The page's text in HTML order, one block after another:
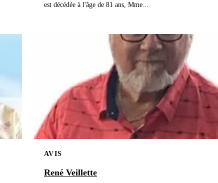
est décédée à l'âge de 81 ans, Mme...
AVIS
René Veillette